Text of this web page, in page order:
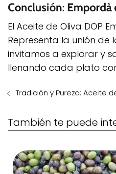
Conclusión: Empordà
El Aceite de Oliva DOP
Representa la unión de
invitamos a explorar y
llenando cada plato
Tradición y Pureza: Aceite
También te puede